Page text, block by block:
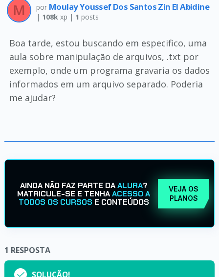
por Moulay Youssef Dos Santos Zin El Abidine
| 108kxp | 1 posts
Boa tarde, estou buscando em especifico, uma
aula sobre manipulação de arquivos, .txt por
exemplo, onde um programa gravaria os dados
informados em um arquivo separado. Poderia
me ajudar?
AINDA NÃO FAZ PARTE DAALURA?
MATRICULE-SE E TENHAACESSO A
TODOS OS CURSOS E CONTEÚDOS
VEJA OS
PLANOS
1 RESPOSTA
SOLUÇÃO!